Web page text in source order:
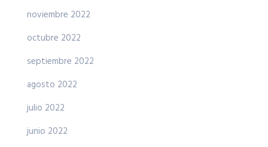
noviembre 2022
octubre 2022
septiembre 2022
agosto 2022
julio 2022
junio 2022